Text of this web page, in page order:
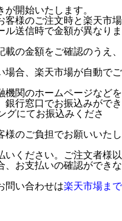
開始いたします。
客様のご注文時と楽天市場
送信時で金額が異なりま
の金額をご確認のうえ、
場合、楽天市場が自動でご
機関のホームページなどを
銀行窓口でお振込みができ
グにてお振込みくださ
様のご負担でお願いいたし
ください。ご注文者様以
、お支払いの確認ができな
問い合わせは楽天市場まで